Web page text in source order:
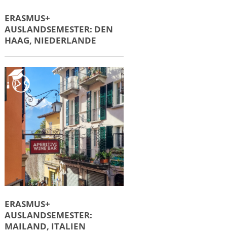
ERASMUS+
AUSLANDSEMESTER: DEN
HAAG, NIEDERLANDE
ERASMUS+
AUSLANDSEMESTER:
MAILAND, ITALIEN